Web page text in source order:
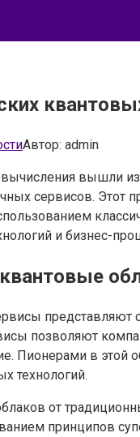
Автор: admin
вышли из
сервисов. Этот
и бизнес-
представляют
позволяют
Пионерами в этой
технологий.
от
принципов